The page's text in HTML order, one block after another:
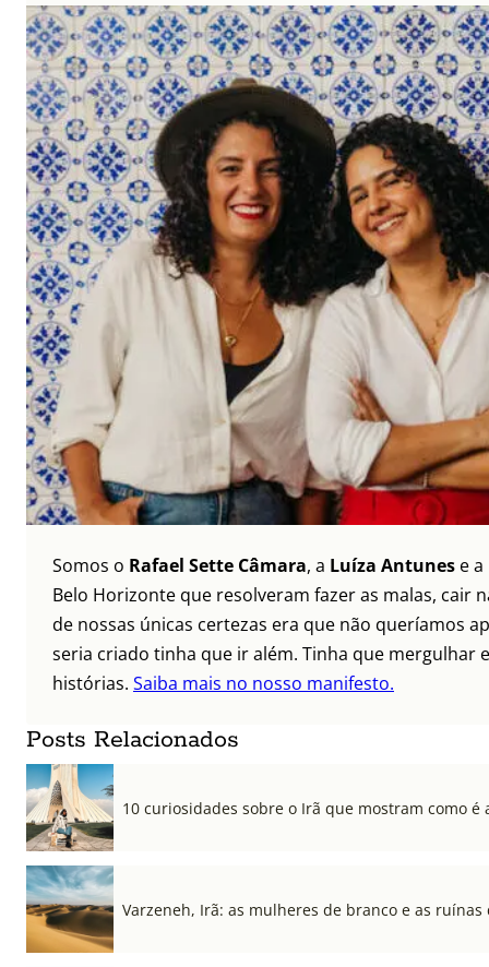
Somos o Rafael Sette Câmara, a Luíza Antunes e a
Belo Horizonte que resolveram fazer as malas, cair
de nossas únicas certezas era que não queríamos
seria criado tinha que ir além. Tinha que mergulhar
histórias. Saiba mais no nosso manifesto.
Posts Relacionados
10 curiosidades sobre o Irã que mostram como é
Varzeneh, Irã: as mulheres de branco e as ruínas